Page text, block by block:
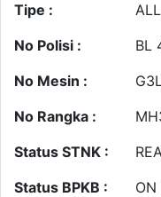
Tipe :
No Polisi :
BL
No Mesin :
No Rangka :
Status STNK :
Status BPKB :
ON